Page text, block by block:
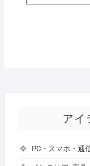
アイ
PC・スマホ・通